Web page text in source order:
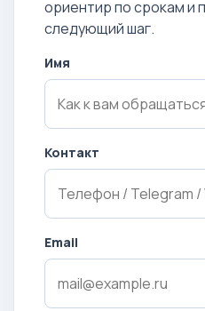
ориентир по срокам и
следующий шаг.
Имя
Контакт
Email